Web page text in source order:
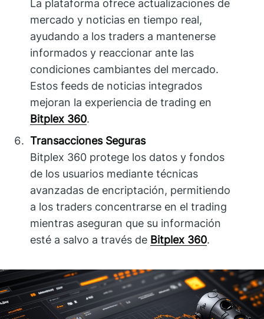
La plataforma ofrece actualizaciones de
mercado y noticias en tiempo real,
ayudando a los traders a mantenerse
informados y reaccionar ante las
condiciones cambiantes del mercado.
Estos feeds de noticias integrados
mejoran la experiencia de trading en
Bitplex 360.
Transacciones Seguras
Bitplex 360 protege los datos y fondos
de los usuarios mediante técnicas
avanzadas de encriptación, permitiendo
a los traders concentrarse en el trading
mientras aseguran que su información
esté a salvo a través de Bitplex 360.